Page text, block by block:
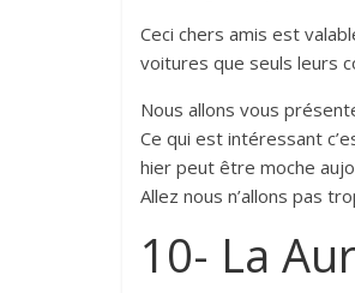
Ceci chers amis est
voitures que seuls leurs
Nous allons vous
Ce qui est intéressant
hier peut être moche
Allez nous n’allons pas
10- La